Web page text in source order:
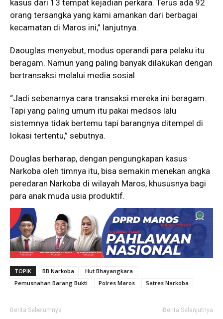
kasus dari 13 tempat kejadian perkara. Terus ada 92
orang tersangka yang kami amankan dari berbagai
kecamatan di Maros ini,” lanjutnya.
Daouglas menyebut, modus operandi para pelaku itu
beragam. Namun yang paling banyak dilakukan dengan
bertransaksi melalui media sosial.
“Jadi sebenarnya cara transaksi mereka ini beragam.
Tapi yang paling umum itu pakai medsos lalu
sistemnya tidak bertemu tapi barangnya ditempel di
lokasi tertentu,” sebutnya.
Douglas berharap, dengan pengungkapan kasus
Narkoba oleh timnya itu, bisa semakin menekan angka
peredaran Narkoba di wilayah Maros, khususnya bagi
para anak muda usia produktif.
TOPIK BB Narkoba
Hut Bhayangkara
Pemusnahan Barang Bukti
Polres Maros Satres Narkoba
Berita Sebelumnya Berita Selanjutnya